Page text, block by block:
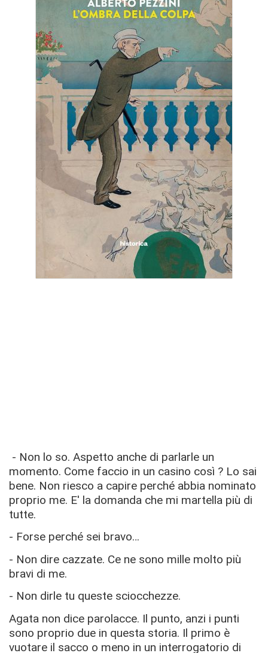
- Non lo so. Aspetto anche di parlarle un
momento. Come faccio in un casino così ? Lo sai
bene. Non riesco a capire perché abbia nominato
proprio me. E' la domanda che mi martella più di
tutte.
- Forse perché sei bravo…
- Non dire cazzate. Ce ne sono mille molto più
bravi di me.
- Non dirle tu queste sciocchezze.
Agata non dice parolacce. Il punto, anzi i punti
sono proprio due in questa storia. Il primo è
vuotare il sacco o meno in un interrogatorio di